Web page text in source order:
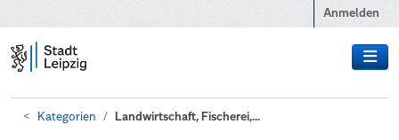
Anmelden
Kategorien Landwirtschaft, Fischerei,...